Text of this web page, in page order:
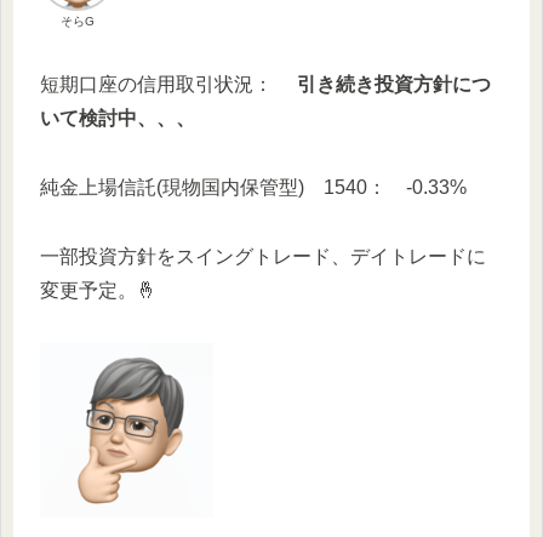
そらG
短期口座の信用取引状況： 引き続き投資方針につ
いて検討中、、、
純金上場信託(現物国内保管型) 1540： -0.33%
一部投資方針をスイングトレード、デイトレードに
変更予定。🤞